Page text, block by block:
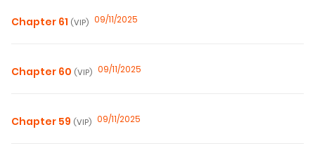
Chapter 61 (VIP) 09/11/2025
Chapter 60 (VIP) 09/11/2025
Chapter 59 (VIP) 09/11/2025